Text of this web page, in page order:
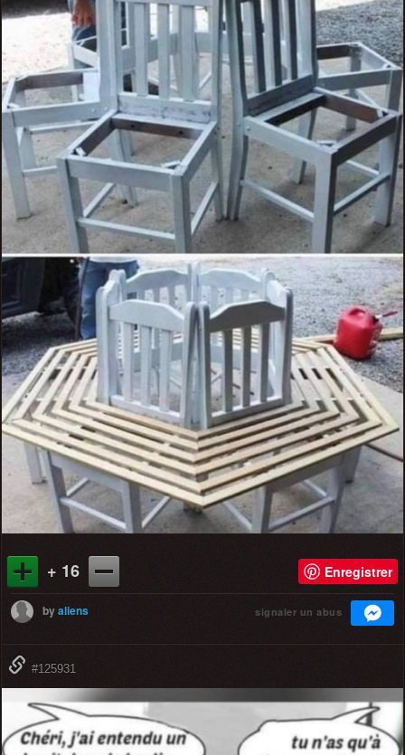
+ 16 Enregistrer
byaliens signaler un abus
#125931